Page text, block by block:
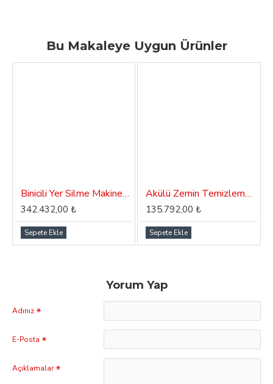
Bu Makaleye Uygun Ürünler
Binicili Yer Silme Makinesi (110 Litre) Dass Orient SC 110
342.432,00 ₺
Sepete Ekle
Akülü Zemin Temizleme Makinası Dass Gama 50B
135.792,00 ₺
Sepete Ekle
Yorum Yap
Adınız
E-Posta
Açıklamalar